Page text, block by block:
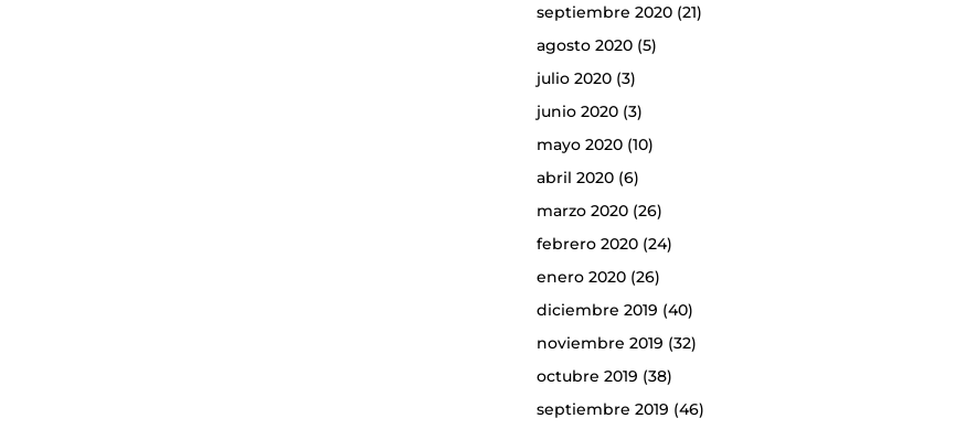
septiembre 2020(21)
agosto 2020(5)
julio 2020(3)
junio 2020(3)
mayo 2020(10)
abril 2020(6)
marzo 2020(26)
febrero 2020(24)
enero 2020(26)
diciembre 2019 (40)
noviembre 2019 (32)
octubre 2019 (38)
septiembre 2019 (46)